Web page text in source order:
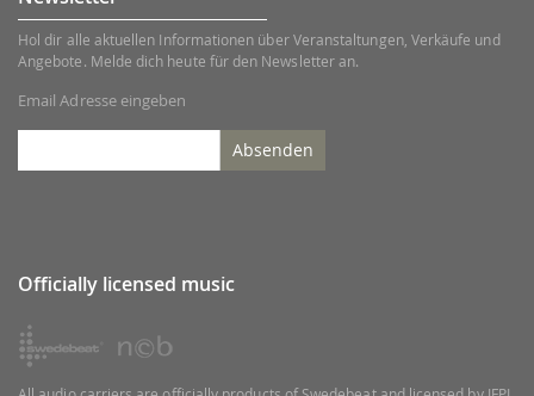
Hol dir alle aktuellen Informationen über Veranstaltungen, Verkäufe und
Angebote. Melde dich heute für den Newsletter an.
Email Adresse eingeben
Absenden
Officially licensed music